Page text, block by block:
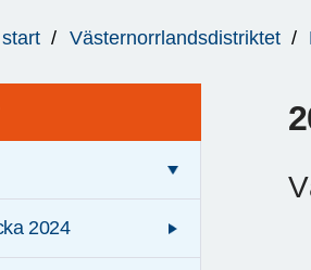
Västernorrlandsdistriktet
2024